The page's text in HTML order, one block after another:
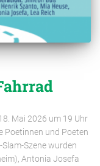
Mai 2026 um 19 Uhr
Poetinnen und Poeten
Szene wurden
Antonia Josefa